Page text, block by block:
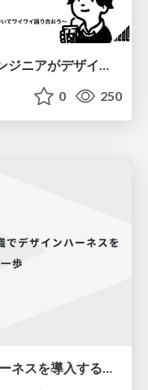
デザインの文脈を理解する：エンジニアがデザインカンファレンスに参加して得た学びと気づき
0 250
1000人規模の組織でデザインハーネスを導入するための第一歩